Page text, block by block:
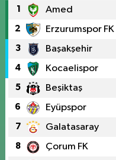
1 Amed
2 Erzurumspor FK
3 Başakşehir
4 Kocaelispor
5 Beşiktaş
6 Eyüpspor
7 Galatasaray
8 Çorum FK